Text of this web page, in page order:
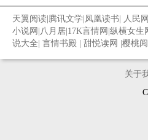
天翼阅读 腾讯文学 凤凰读书 人民
小说网 八月居 17K言情网 纵横女生
说大全 言情书殿 甜悦读网 樱桃
关于